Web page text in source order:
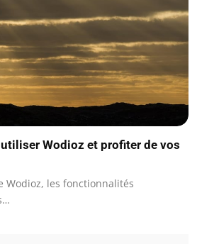
Wodioz et profiter de vos
Wodioz, les fonctionnalités